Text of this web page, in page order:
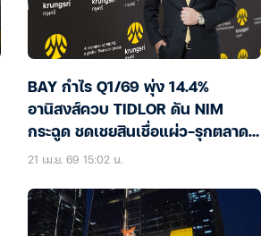
BAY กำไร Q1/69 พุ่ง 14.4%
อานิสงส์ควบ TIDLOR ดัน NIM
กระฉูด ชดเชยสินเชื่อแผ่ว-รุกตลาด
อาเซียนโตแกร่ง
21 เม.ย. 69 15:02 น.